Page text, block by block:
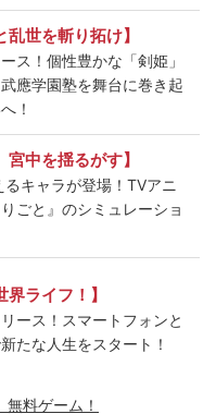
乱世を斬り拓け】
ス！個性豊かな「剣姫」
應学園塾を舞台に巻き起
！
宮中を揺るがす】
キャラが登場！TVアニ
ごと』のシミュレーショ
界ライフ！】
ース！スマートフォンと
たな人生をスタート！
料ゲーム！